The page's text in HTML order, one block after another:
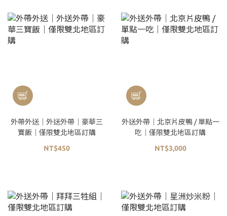
外帶外送｜外送外帶｜豪華三
寶飯｜僅限雙北地區訂購
NT$450
外送外帶｜北京片皮鴨 / 單點一
吃｜僅限雙北地區訂購
NT$3,000